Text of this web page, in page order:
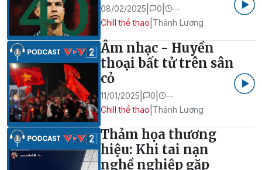
08/02/2025 0
--
Chill thể thao Thành Lương
Âm nhạc - Huyền
thoại bất tử trên sân
cỏ
11/01/2025 0
--
Chill thể thao Thành Lương
Thảm họa thương
hiệu: Khi tai nạn
nghề nghiệp gặp